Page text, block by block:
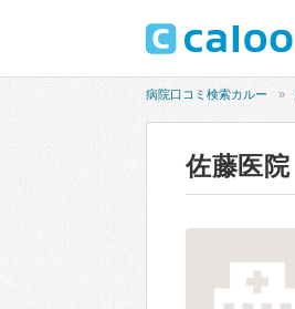
病院口コミ検索カルー
佐藤医院